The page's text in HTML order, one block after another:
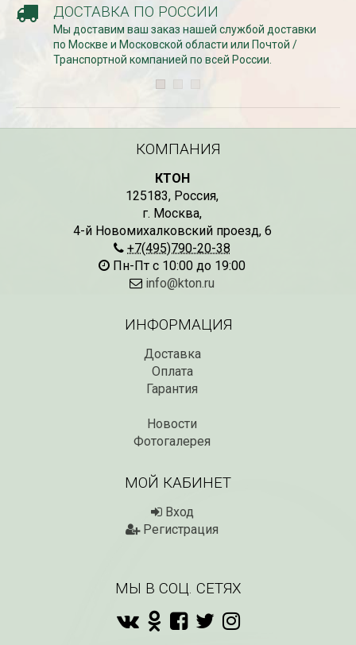
Дата:11.03.2024
Скидки 15% !!! При заказе
товаров на сумму от 1000 руб. с
16 марта по 31 марта 2024...
ЧИТАТЬ ДАЛЕЕ →
марта дарим
марта по 10...
ДОСТАВКА ПО РОССИИ
Мы доставим ваш заказ нашей службой доставки
по Москве и Московской области или Почтой /
Транспортной компанией по всей России.
КОМПАНИЯ
КТОН
125183, Россия,
г. Москва,
4-й Новомихалковский проезд, 6
+7(495)790-20-38
Пн-Пт с 10:00 до 19:00
info@kton.ru
ИНФОРМАЦИЯ
Доставка
Оплата
Гарантия
Новости
Фотогалерея
МОЙ КАБИНЕТ
Вход
Регистрация
МЫ В СОЦ. СЕТЯХ